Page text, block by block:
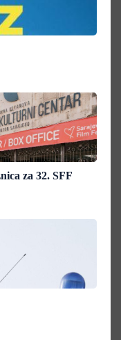
za 32. SFF